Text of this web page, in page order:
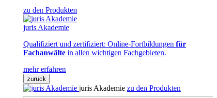
zu den Produkten
juris Akademie
Qualifiziert und zertifiziert: Online-Fortbildungen für
Fachanwälte in allen wichtigen Fachgebieten.
mehr erfahren
zurück
juris Akademie zu den Produkten